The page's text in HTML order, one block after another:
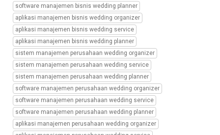
software manajemen bisnis wedding planner
aplikasi manajemen bisnis wedding organizer
aplikasi manajemen bisnis wedding service
aplikasi manajemen bisnis wedding planner
sistem manajemen perusahaan wedding organizer
sistem manajemen perusahaan wedding service
sistem manajemen perusahaan wedding planner
software manajemen perusahaan wedding organizer
software manajemen perusahaan wedding service
software manajemen perusahaan wedding planner
aplikasi manajemen perusahaan wedding organizer
manajemen
perusahaan
wedding
service,
transformasi
digital
manajemen
perusahaan
wedding
planner,
hacker,
keamanan
data,